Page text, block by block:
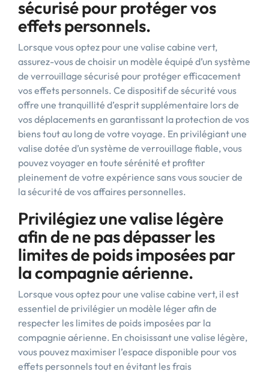
sécurisé pour protéger vos
effets personnels.
Lorsque vous optez pour une valise cabine vert,
assurez-vous de choisir un modèle équipé d’un système
de verrouillage sécurisé pour protéger efficacement
vos effets personnels. Ce dispositif de sécurité vous
offre une tranquillité d’esprit supplémentaire lors de
vos déplacements en garantissant la protection de vos
biens tout au long de votre voyage. En privilégiant une
valise dotée d’un système de verrouillage fiable, vous
pouvez voyager en toute sérénité et profiter
pleinement de votre expérience sans vous soucier de
la sécurité de vos affaires personnelles.
Privilégiez une valise légère
afin de ne pas dépasser les
limites de poids imposées par
la compagnie aérienne.
Lorsque vous optez pour une valise cabine vert, il est
essentiel de privilégier un modèle léger afin de
respecter les limites de poids imposées par la
compagnie aérienne. En choisissant une valise légère,
vous pouvez maximiser l’espace disponible pour vos
effets personnels tout en évitant les frais